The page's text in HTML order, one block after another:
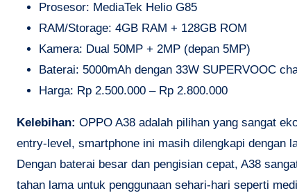
Prosesor: MediaTek Helio G85
RAM/Storage: 4GB RAM + 128GB ROM
Kamera: Dual 50MP + 2MP (depan 5MP)
Baterai: 5000mAh dengan 33W SUPERVOOC
Harga: Rp 2.500.000 – Rp 2.800.000
Kelebihan: OPPO A38 adalah pilihan yang sangat
entry-level, smartphone ini masih dilengkapi dengan
Dengan baterai besar dan pengisian cepat, A38
tahan lama untuk penggunaan sehari-hari seperti